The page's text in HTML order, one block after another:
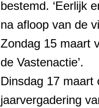
bestemd. ‘Eerlijk
na afloop van de
Zondag 15 maart
de Vastenactie’.
Dinsdag 17 maart
jaarvergadering